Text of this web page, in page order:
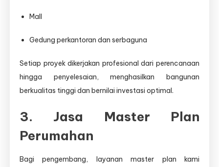
Mall
Gedung perkantoran dan serbaguna
Setiap proyek dikerjakan profesional dari perencanaan
hingga penyelesaian, menghasilkan bangunan
berkualitas tinggi dan bernilai investasi optimal.
3. Jasa Master Plan
Perumahan
Bagi pengembang, layanan master plan kami